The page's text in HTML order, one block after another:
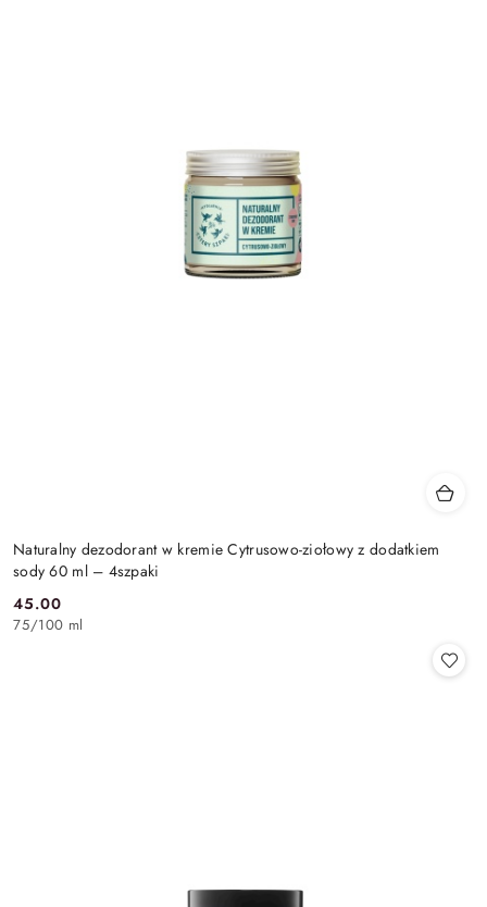
Naturalny dezodorant w kremie Cytrusowo-ziołowy z dodatkiem
sody 60 ml – 4szpaki
Cena:
45.00
75/100 ml